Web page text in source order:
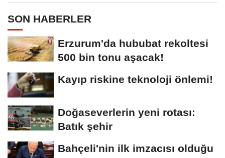
SON HABERLER
Erzurum'da hububat rekoltesi
500 bin tonu aşacak!
Kayıp riskine teknoloji önlemi!
Doğaseverlerin yeni rotası:
Batık şehir
Bahçeli'nin ilk imzacısı olduğu